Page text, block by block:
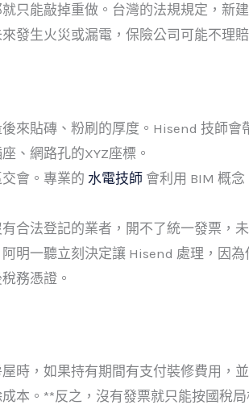
只能敲掉重做。台灣的法規規定，新
發生火災或漏電，保險公司可能不理賠
來貼磚、粉刷的厚度。Hisend 技師會
、網路孔的XYZ座標。
會。專業的 水電技師 會利用 BIM 概
合法登記的業者，開不了統一發票，
明一聽立刻決定讓 Hisend 處理，因為
務憑證。
時，如果持有期間有支付裝修費用，
本。**反之，沒有發票就只能按國稅